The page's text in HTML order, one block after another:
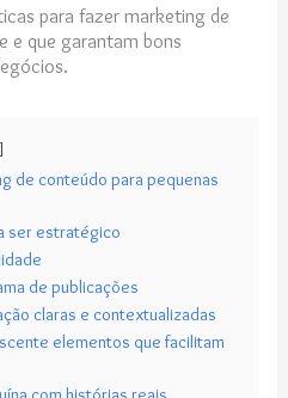
para fazer marketing de
e que garantam bons
de conteúdo para pequenas
ser estratégico
de publicações
claras e contextualizadas
elementos que facilitam